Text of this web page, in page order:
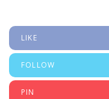
LIKE
FOLLOW
PIN